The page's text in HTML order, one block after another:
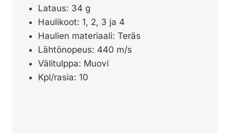
Lataus: 34 g
Haulikoot: 1, 2, 3 ja 4
Haulien materiaali: Teräs
Lähtönopeus: 440 m/s
Välitulppa: Muovi
Kpl/rasia: 10